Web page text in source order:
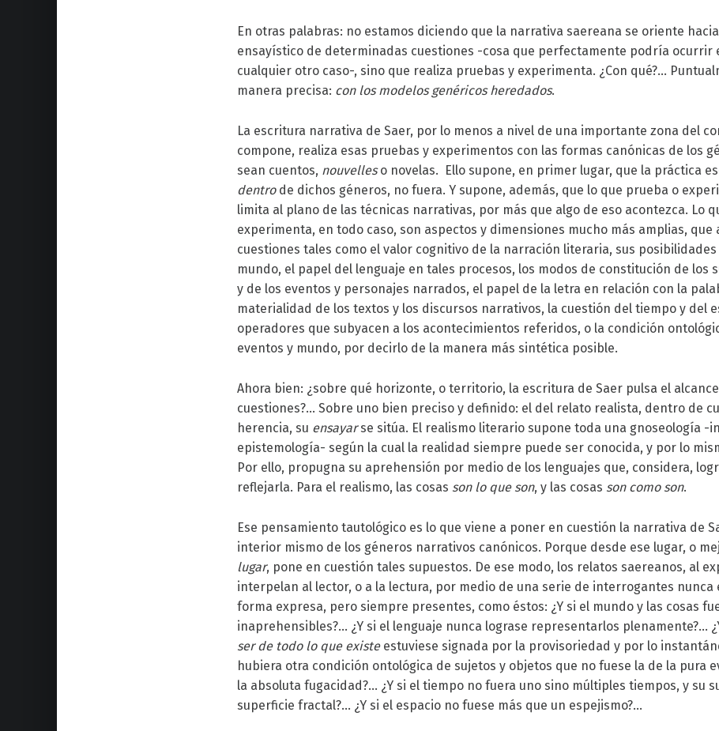
En otras palabras: no estamos diciendo que la narrativa saereana se oriente
ensayístico de determinadas cuestiones -cosa que perfectamente podría ocurrir
cualquier otro caso-, sino que realiza pruebas y experimenta. ¿Con qué?…
manera precisa: con los modelos genéricos heredados.
La escritura narrativa de Saer, por lo menos a nivel de una importante zona del
compone, realiza esas pruebas y experimentos con las formas canónicas de los
sean cuentos, nouvelleso novelas. Ello supone, en primer lugar, que la práctica
dentrode dichos géneros, no fuera. Y supone, además, que lo que prueba o
limita al plano de las técnicas narrativas, por más que algo de eso acontezca. Lo
experimenta, en todo caso, son aspectos y dimensiones mucho más amplias, que
cuestiones tales como el valor cognitivo de la narración literaria, sus
mundo, el papel del lenguaje en tales procesos, los modos de constitución de los
y de los eventos y personajes narrados, el papel de la letra en relación con la
materialidad de los textos y los discursos narrativos, la cuestión del tiempo y del
operadores que subyacen a los acontecimientos referidos, o la condición
eventos y mundo, por decirlo de la manera más sintética posible.
Ahora bien: ¿sobre qué horizonte, o territorio, la escritura de Saer pulsa el
cuestiones?… Sobre uno bien preciso y definido: el del relato realista, dentro de
herencia, su ensayarse sitúa. El realismo literario supone toda una gnoseología -
epistemología- según la cual la realidad siempre puede ser conocida, y por lo
Por ello, propugna su aprehensión por medio de los lenguajes que, considera,
reflejarla. Para el realismo, las cosas son lo que son, y las cosas son como son.
Ese pensamiento tautológico es lo que viene a poner en cuestión la narrativa de
interior mismo de los géneros narrativos canónicos. Porque desde ese lugar, o
lugar, pone en cuestión tales supuestos. De ese modo, los relatos saereanos, al
interpelan al lector, o a la lectura, por medio de una serie de interrogantes nunca
forma expresa, pero siempre presentes, como éstos: ¿Y si el mundo y las cosas
inaprehensibles?… ¿Y si el lenguaje nunca lograse representarlos plenamente?…
ser de todo lo que existeestuviese signada por la provisoriedad y por lo
hubiera otra condición ontológica de sujetos y objetos que no fuese la de la pura
la absoluta fugacidad?… ¿Y si el tiempo no fuera uno sino múltiples tiempos, y su
superficie fractal?… ¿Y si el espacio no fuese más que un espejismo?…